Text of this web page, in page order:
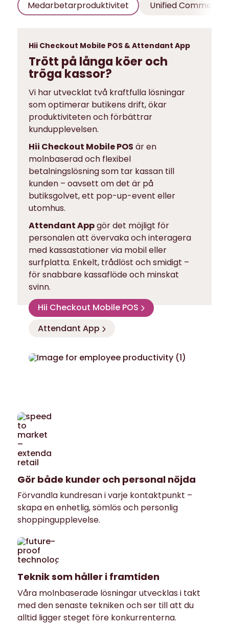
Medarbetarproduktivitet Unified Commerce
Hii Checkout Mobile POS & Attendant App
Trött på långa köer och
tröga kassor?
Vi har utvecklat två kraftfulla lösningar
som optimerar butikens drift, ökar
produktiviteten och förbättrar
kundupplevelsen.
Hii Checkout Mobile POS är en
molnbaserad och flexibel
betalningslösning som tar kassan till
kunden – oavsett om det är på
butiksgolvet, ett pop-up-event eller
utomhus.
Attendant Appgör det möjligt för
personalen att övervaka och interagera
med kassastationer via mobil eller
surfplatta. Enkelt, trådlöst och smidigt –
för snabbare kassaflöde och minskat
svinn.
Hii Checkout Mobile POS
Attendant App
Gör både kunder och personal nöjda
Förvandla kundresan i varje kontaktpunkt –
skapa en enhetlig, sömlös och personlig
shoppingupplevelse.
Teknik som håller i framtiden
Våra molnbaserade lösningar utvecklas i takt
med den senaste tekniken och ser till att du
alltid ligger steget före konkurrenterna.